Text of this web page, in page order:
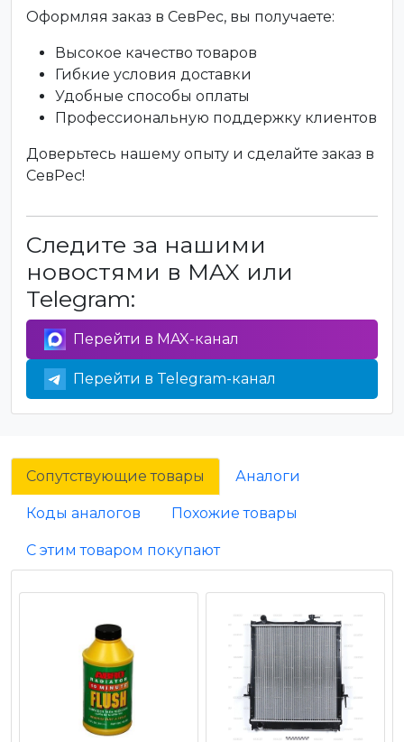
Оформляя заказ в СевРес, вы получаете:
Высокое качество товаров
Гибкие условия доставки
Удобные способы оплаты
Профессиональную поддержку клиентов
Доверьтесь нашему опыту и сделайте заказ в
СевРес!
Следите за нашими
новостями в MAX или
Telegram:
Перейти в MAX-канал
Перейти в Telegram-канал
Сопутствующие товары Аналоги
Коды аналогов Похожие товары
С этим товаром покупают